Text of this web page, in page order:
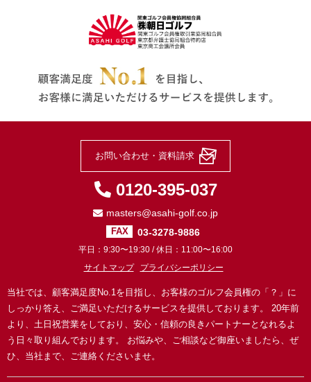
当社では、顧客満足度No.1を目指し、お客様のゴルフ会員権の「？」に
しっかり答え、ご満足いただけるサービスを提供しております。
20年前
より、土日祝営業をしており、安心・信頼の良きパートナーとなれるよ
う日々取り組んでおります。
お悩みや、ご相談など御座いましたら、ぜ
ひ、当社まで、ご連絡くださいませ。
お問い合わせ・資料請求
0120-395-037
masters@asahi-golf.co.jp
FAX 03-3278-9886
平日：9:30〜19:30 / 休日：11:00〜16:00
サイトマップ
プライバシーポリシー